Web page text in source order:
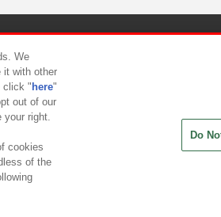
ト対応方針
We
it with other
click " here"
out of our
your right.
cookies
of the
Do